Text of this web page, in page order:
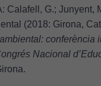
Calafell, G.; Junyent,
(2018: Girona,
conferència
Nacional